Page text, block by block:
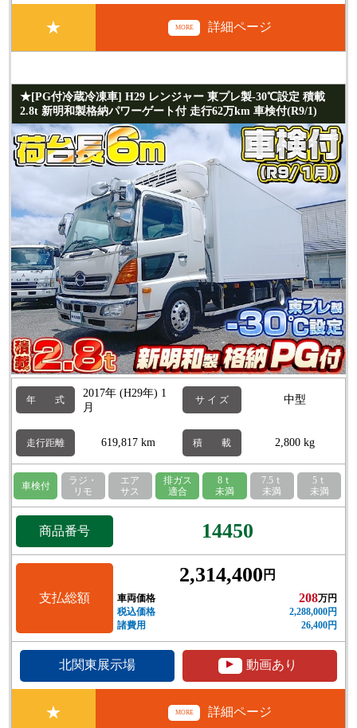
★ MORE 詳細ページ
★[PG付冷蔵冷凍車] H29 レンジャー 東プレ製-30℃設定 積載
2.8t 新明和製格納パワーゲート付 走行62万km 車検付(R9/1)
年 式
2017年 (H29年) 1
月
サ イ ズ 中型
走行距離 619,817 km 積 載 2,800 kg
車検付
ラジ・
リモ
エア
サス
排ガス
適合
8ｔ
未満
7.5ｔ
未満
5ｔ
未満
商品番号 14450
支払総額
2,314,400 円
車両価格 208万円
税込価格
2,288,000円
諸費用
26,400円
北関東展示場 ▲ 動画あり
★ MORE 詳細ページ